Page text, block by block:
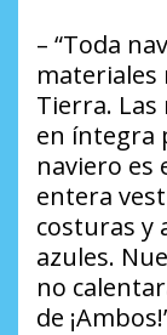
– “Toda
materiales
Tierra. Las
en íntegra
naviero es
entera
costuras y
azules.
no
de